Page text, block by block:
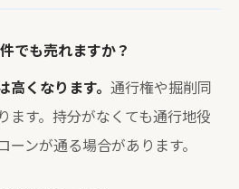
でも売れますか？
高くなります。 通行権や掘削同
ます。持分がなくても通行地役
ンが通る場合があります。